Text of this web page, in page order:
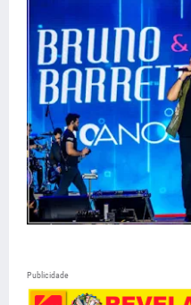
Publicidade